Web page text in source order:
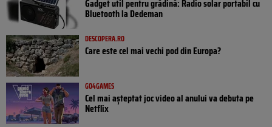
Gadget util pentru grădină: Radio solar portabil cu
Bluetooth la Dedeman
DESCOPERA.RO
Care este cel mai vechi pod din Europa?
GO4GAMES
Cel mai așteptat joc video al anului va debuta pe
Netflix